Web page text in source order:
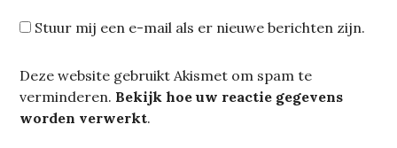
Stuur mij een e-mail als er nieuwe berichten zijn.
Deze website gebruikt Akismet om spam te
verminderen. Bekijk hoe uw reactie gegevens
worden verwerkt.